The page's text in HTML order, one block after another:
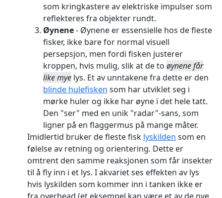
som kringkastere av elektriske impulser som
reflekteres fra objekter rundt.
Øynene- Øynene er essensielle hos de fleste
fisker, ikke bare for normal visuell
persepsjon, men fordi fisken justerer
kroppen, hvis mulig, slik at de to øynene får
like mye lys. Et av unntakene fra dette er den
blinde hulefisken som har utviklet seg i
mørke huler og ikke har øyne i det hele tatt.
Den "ser" med en unik "radar"-sans, som
ligner på en flaggermus på mange måter.
Imidlertid bruker de fleste fisk lyskilden som en
følelse av retning og orientering. Dette er
omtrent den samme reaksjonen som får insekter
til å fly inn i et lys. I akvariet ses effekten av lys
hvis lyskilden som kommer inn i tanken ikke er